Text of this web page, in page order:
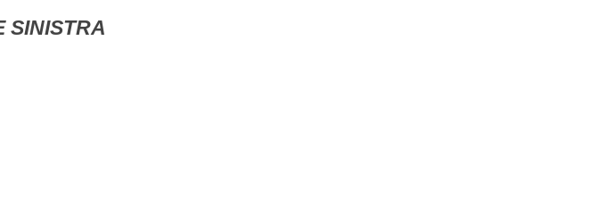
SINISTRA